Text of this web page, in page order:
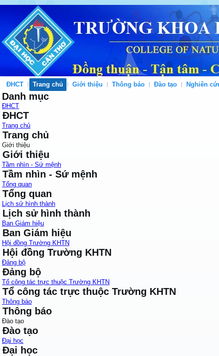
ĐHCT Trang chủ Giới thiệu Thông báo Đào tạo Nghiên
Danh mục
ĐHCT
ĐHCT
Trang chủ
Trang chủ
Giới thiệu
Giới thiệu
Tầm nhìn - Sứ mệnh
Tầm nhìn - Sứ mệnh
Tổng quan
Tổng quan
Lịch sử hình thành
Lịch sử hình thành
Ban Giám hiệu
Ban Giám hiệu
Hội đồng Trường KHTN
Hội đồng Trường KHTN
Đảng bộ
Đảng bộ
Tổ công tác trực thuộc Trường KHTN
Tổ công tác trực thuộc Trường KHTN
Thông báo
Thông báo
Đào tạo
Đào tạo
Đại học
Đại học